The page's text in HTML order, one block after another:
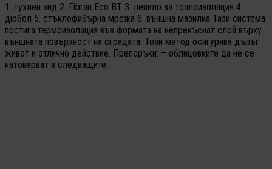
1. тухлен зид 2. Fibran Eco BT 3. лепило за топлоизолация 4.
дюбел 5. стъклофибърна мрежа 6. външна мазилка Тази система
постига термоизолация във формата на непрекъснат слой върху
външната повърхност на сградата. Този метод осигурява дълъг
живот и отлично действие. Препоръки: – облицовките да не се
натоварват в следващите...